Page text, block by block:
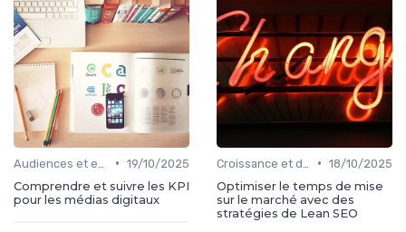
• 19/10/2025
Comprendre et suivre les KPI
pour les médias digitaux
• 18/10/2025
Optimiser le temps de mise
sur le marché avec des
stratégies de Lean SEO